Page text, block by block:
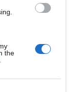
the
que el
la falta de
según la
calcula que hay